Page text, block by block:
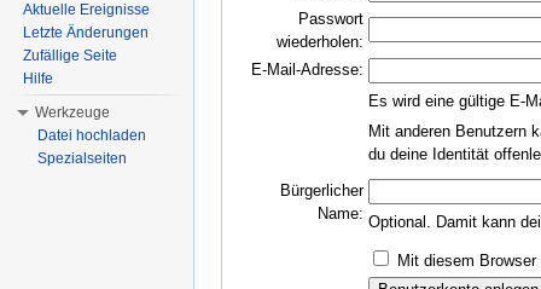
Passwort
wiederholen:
E-Mail-Adresse:
Es wird eine gültige E-
Mit anderen Benutzern
du deine Identität
Bürgerlicher
Name: Optional. Damit kann
Mit diesem
Aktuelle Ereignisse
Letzte Änderungen
Zufällige Seite
Hilfe
Werkzeuge
Datei hochladen
Spezialseiten